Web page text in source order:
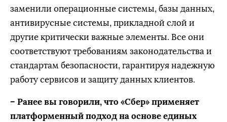
заменили операционные системы, базы данных,
антивирусные системы, прикладной слой и
другие критически важные элементы. Все они
соответствуют требованиям законодательства и
стандартам безопасности, гарантируя надежную
работу сервисов и защиту данных клиентов.
– Ранее вы говорили, что «Сбер» применяет
платформенный подход на основе единых